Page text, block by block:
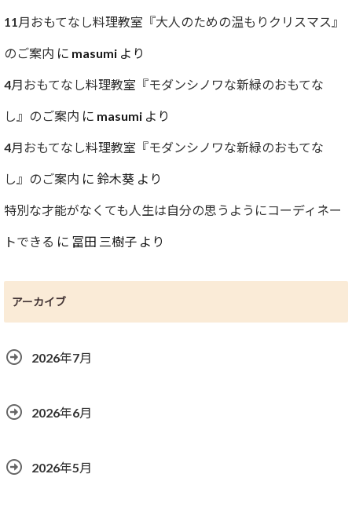
11月おもてなし料理教室『大人のための温もりクリスマス』
のご案内 に masumi より
4月おもてなし料理教室『モダンシノワな新緑のおもてな
し』のご案内 に masumi より
4月おもてなし料理教室『モダンシノワな新緑のおもてな
し』のご案内 に 鈴木葵 より
特別な才能がなくても人生は自分の思うようにコーディネー
トできる に 冨田 三樹子 より
アーカイブ
2026年7月
2026年6月
2026年5月